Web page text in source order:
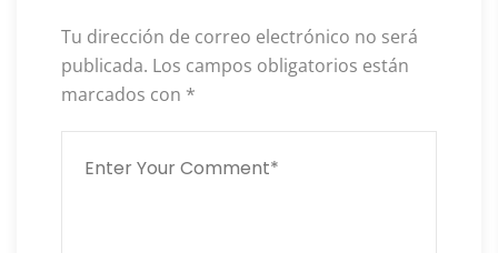
Tu dirección de correo electrónico no será
publicada. Los campos obligatorios están
marcados con *